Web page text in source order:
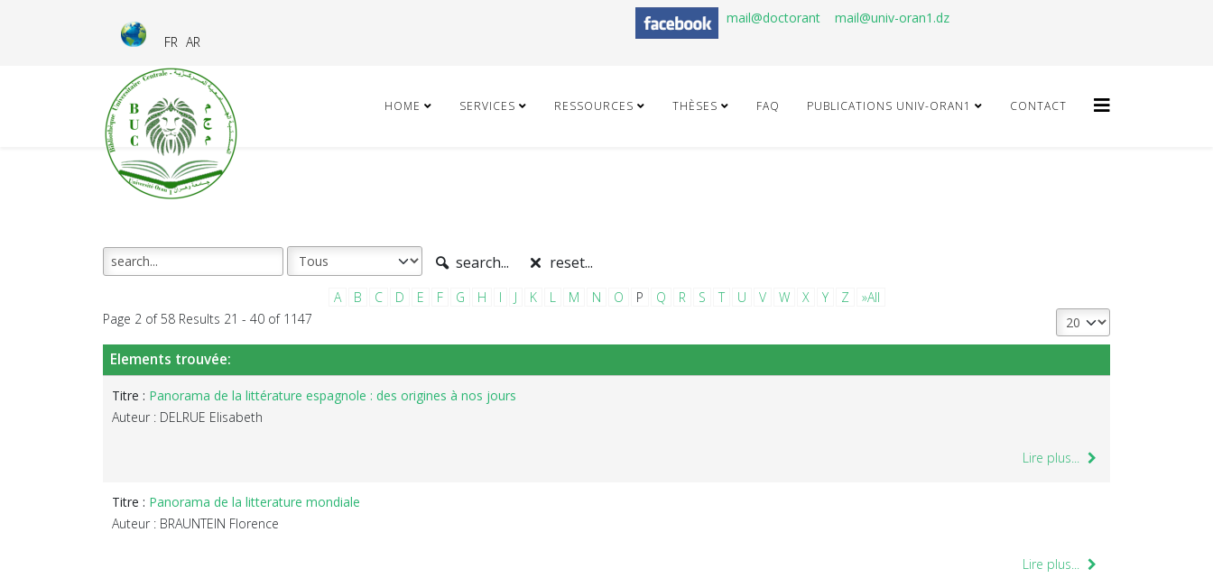
FR AR
mail@doctorant mail@univ-oran1.dz
HOME SERVICES RESSOURCES THÈSES FAQ PUBLICATIONS UNIV-ORAN1 CONTACT
search... reset...
A B C D E F G H I J K L M N O P Q R S T U V W X Y Z
»All
Page 2 of 58 Results 21 - 40 of 1147
Elements trouvée:
Titre : Panorama de la littérature espagnole : des origines à nos jours
Auteur : DELRUE Elisabeth
Lire plus...
Titre : Panorama de la litterature mondiale
Auteur : BRAUNTEIN Florence
Lire plus...